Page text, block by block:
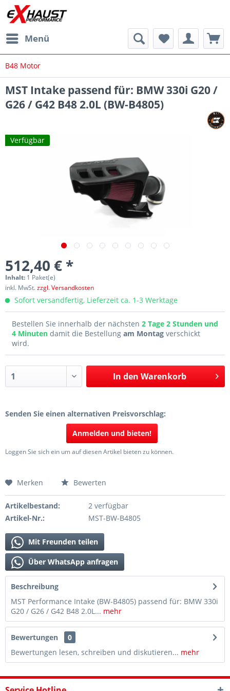
Menü
B48 Motor
MST Intake passend für: BMW 330i G20 /
G26 / G42 B48 2.0L (BW-B4805)
Verfügbar
512,40 € *
Inhalt: 1 Paket(e)
inkl. MwSt.zzgl. Versandkosten
Sofort versandfertig, Lieferzeit ca. 1-3 Werktage
Bestellen Sie innerhalb der nächsten 2 Tage 2 Stunden und
4 Minuten damit die Bestellung am Montag verschickt
wird.
In den Warenkorb
Senden Sie einen alternativen Preisvorschlag:
Anmelden und bieten!
Loggen Sie sich ein um auf diesen Artikel bieten zu können.
Merken Bewerten
Artikelbestand:
2 verfügbar
Artikel-Nr.:
MST-BW-B4805
Mit Freunden teilen
Über WhatsApp anfragen
Beschreibung
MST Performance Intake (BW-B4805) passend für: BMW 330i
G20 / G26 / G42 B48 2.0L... mehr
Bewertungen
0
Bewertungen lesen, schreiben und diskutieren... mehr